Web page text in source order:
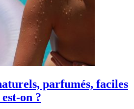
parfumés, faciles
on ?